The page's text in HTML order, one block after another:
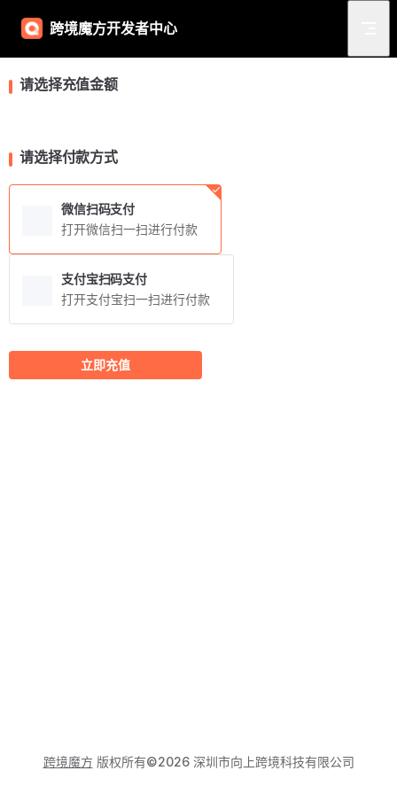
Skip to content
跨境魔方开发者中心
请选择充值金额
请选择付款方式
微信扫码支付
打开微信扫一扫进行付款
支付宝扫码支付
打开支付宝扫一扫进行付款
立即充值
跨境魔方 版权所有©2026 深圳市向上跨境科技有限公司